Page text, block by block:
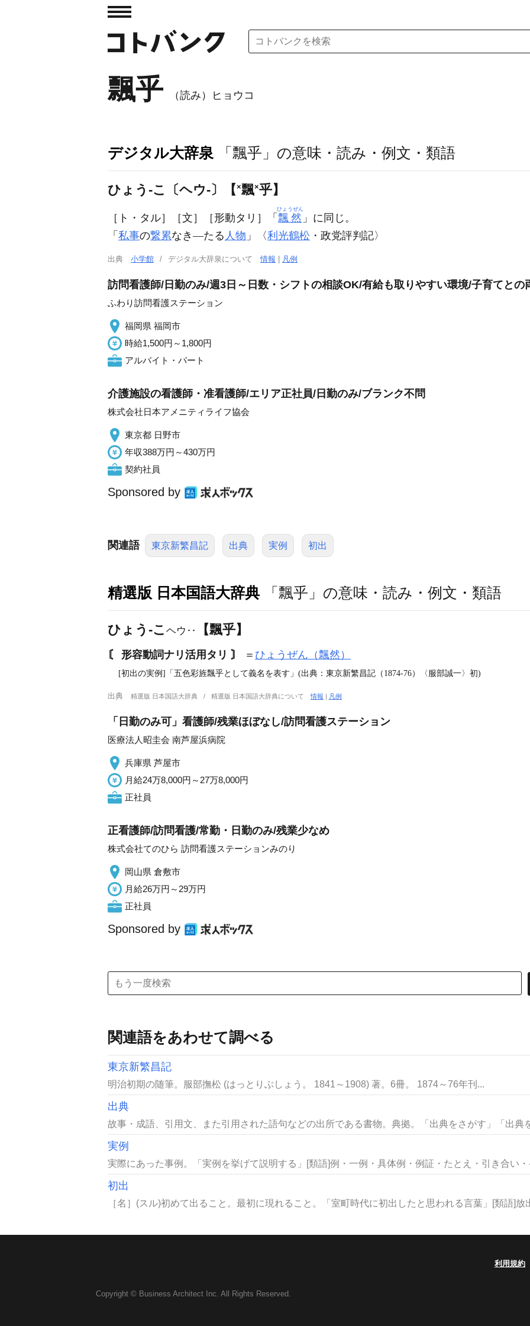
飄乎 （読み）ヒョウコ
デジタル大辞泉 「飄乎」の意味・読み・例文・類語
ひょう‐こ〔ヘウ‐〕【 ×飄×乎】
［ト・タル］ ［文］ ［形動タリ］ 「 飄然
ひょうぜん
」に同じ。
「 私事の繋累なき―たる 人物 」〈利光鶴松 ・政党評判記〉
出典 小学館 デジタル大辞泉について情報 凡例
訪問看護師/日勤のみ/週3日～日数・シフトの相談OK/有給も取りやすい環境/子育てとの
ふわり訪問看護ステーション
福岡県 福岡市
時給1,500円～1,800円
アルバイト・パート
介護施設の看護師・准看護師/エリア正社員/日勤のみ/ブランク不問
株式会社日本アメニティライフ協会
東京都 日野市
年収388万円～430万円
契約社員
Sponsored by
関連語 東京新繁昌記 出典 実例 初出
精選版 日本国語大辞典 「飄乎」の意味・読み・例文・類語
ひょう‐こ ヘウ‥ 【飄乎】
〘 形容動詞ナリ活用タリ 〙 ＝ ひょうぜん（飄然）
[初出の実例]「五色彩旌飄乎として義名を表す」(出典：東京新繁昌記（1874‐76）〈服部誠一〉初)
出典 精選版 日本国語大辞典 精選版 日本国語大辞典について情報 | 凡例
「日勤のみ可」看護師/残業ほぼなし/訪問看護ステーション
医療法人昭圭会 南芦屋浜病院
兵庫県 芦屋市
月給24万8,000円～27万8,000円
正社員
正看護師/訪問看護/常勤・日勤のみ/残業少なめ
株式会社てのひら 訪問看護ステーションみのり
岡山県 倉敷市
月給26万円～29万円
正社員
Sponsored by
関連語をあわせて調べる
東京新繁昌記
明治初期の随筆。服部撫松 (はっとりぶしょう。 1841～1908) 著。6冊。 1874～76年刊...
出典
故事・成語、引用文、また引用された語句などの出所である書物。典拠。「出典をさがす」「出典
実例
実際にあった事例。「実例を挙げて説明する」[類語]例・一例・具体例・例証・たとえ・引き合い
初出
［名］(スル)初めて出ること。最初に現れること。「室町時代に初出したと思われる言葉」[類語]放
利用規約
Copyright © Business Architect Inc. All Rights Reserved.